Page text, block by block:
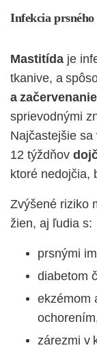
Infekcia
Mastitída je
tkanive, a
a začervenanie
sprievodnými
Najčastejšie
12 týždňov
ktoré nedojčia,
Zvýšené riziko
žien, aj ľudia s:
prsnými
diabetom
ekzémom
zárezmi v